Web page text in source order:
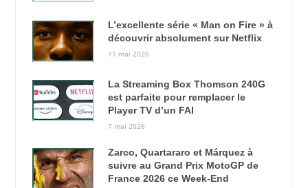
L’excellente série « Man on Fire » à
découvrir absolument sur Netflix
11 mai 2026
La Streaming Box Thomson 240G
est parfaite pour remplacer le
Player TV d’un FAI
7 mai 2026
Zarco, Quartararo et Márquez à
suivre au Grand Prix MotoGP de
France 2026 ce Week-End